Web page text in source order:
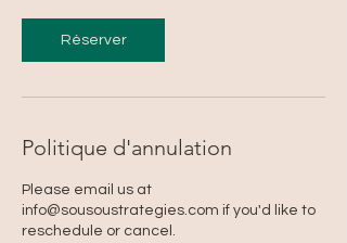
i
n
Réserver
Politique d'annulation
Please email us at
info@sousoustrategies.com if you'd like to
reschedule or cancel.